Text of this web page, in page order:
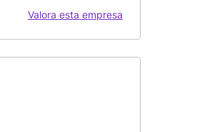
Valora esta empresa